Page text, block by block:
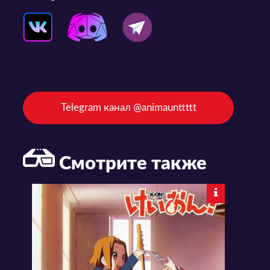
Telegram канал @animaunttttt
Смотрите также